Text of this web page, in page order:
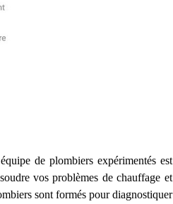
de plombiers expérimentés est
vos problèmes de chauffage et
sont formés pour diagnostiquer